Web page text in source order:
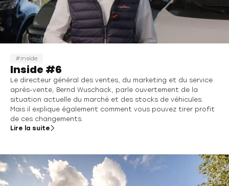
Inside
Inside #6
Le directeur général des ventes, du marketing et du service
après-vente, Bernd Wuschack, parle ouvertement de la
situation actuelle du marché et des stocks de véhicules.
Mais il explique également comment vous pouvez tirer profit
de ces changements.
Lire la suite